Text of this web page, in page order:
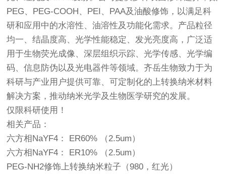
PEG、PEG-COOH、PEI、PAA及油酸修饰，以满足科
研和应用中的水溶性、油溶性及功能化需求。产品粒径
均一、结晶度高、光学性能稳定、发光亮度高，广泛适
用于生物荧光成像、深层组织示踪、光学传感、光学编
码、信息防伪以及光电器件等领域。齐岳生物致力于为
科研与产业用户提供可靠、可定制化的上转换纳米材料
解决方案，推动纳米光学及生物医学研究的发展。
仅限科研使用！
相关产品：
六方相NaYF4： ER60% （2.5um）
六方相NaYF4： ER10% （2.5um）
PEG-NH2修饰上转换纳米粒子（980，红光）